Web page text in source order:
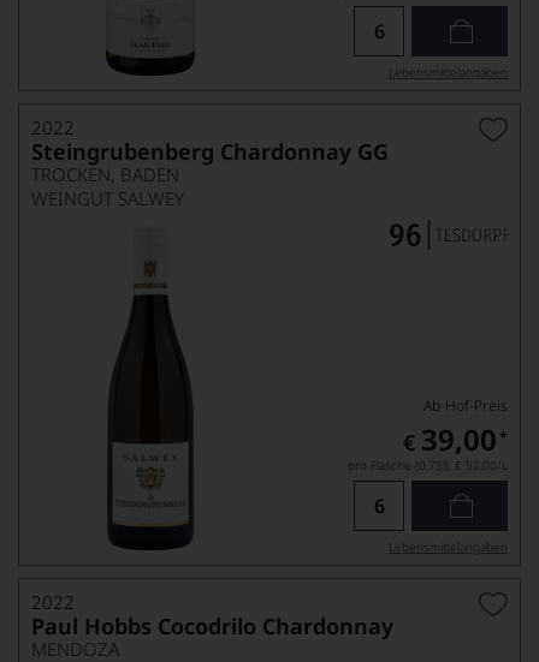
Lebensmittel­angaben
2022
Steingrubenberg Chardonnay GG
TROCKEN, BADEN
WEINGUT SALWEY
Ab-Hof-Preis
€ 39,00 *
pro Flasche (0.75l), € 52,00/L
Lebensmittel­angaben
2022
Paul Hobbs Cocodrilo Chardonnay
MENDOZA